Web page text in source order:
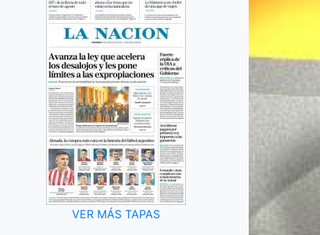
VER MÁS TAPAS